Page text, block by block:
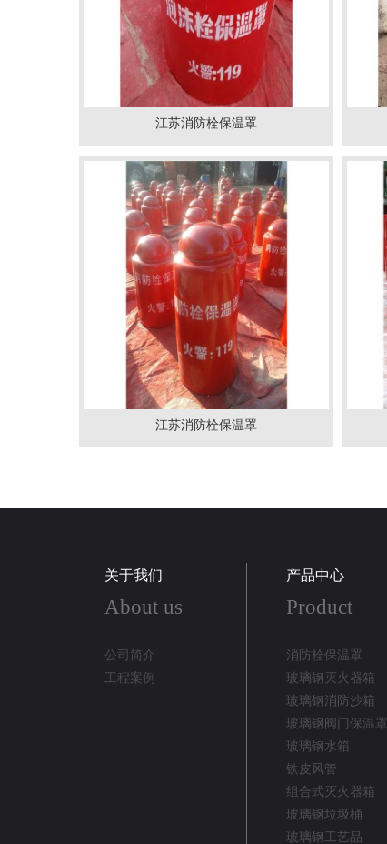
江苏消防栓保温罩
江苏消防栓保温罩
关于我们
About us
公司简介
工程案例
产品中心
Product
消防栓保温罩
玻璃钢灭火器箱
玻璃钢消防沙箱
玻璃钢阀门保温罩
玻璃钢水箱
铁皮风管
组合式灭火器箱
玻璃钢垃圾桶
玻璃钢工艺品